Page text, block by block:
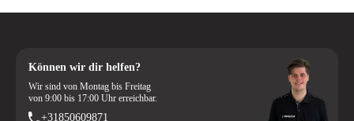
Können wir dir helfen?
Wir sind von Montag bis Freitag
von 9:00 bis 17:00 Uhr erreichbar.
+31850609871